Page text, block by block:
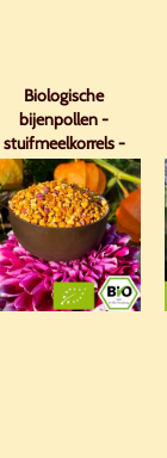
Biologische
bijenpollen -
stuifmeelkorrels -
premium kwaliteit